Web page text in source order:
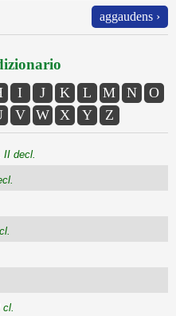
aggaudens ›
I J K L M N
O
V W X Y Z
II decl.
cl.